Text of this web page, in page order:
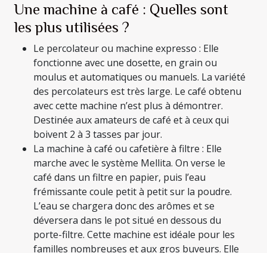
Une machine à café : Quelles sont
les plus utilisées ?
Le percolateur ou machine expresso : Elle
fonctionne avec une dosette, en grain ou
moulus et automatiques ou manuels. La variété
des percolateurs est très large. Le café obtenu
avec cette machine n’est plus à démontrer.
Destinée aux amateurs de café et à ceux qui
boivent 2 à 3 tasses par jour.
La machine à café ou cafetière à filtre : Elle
marche avec le système Mellita. On verse le
café dans un filtre en papier, puis l’eau
frémissante coule petit à petit sur la poudre.
L’eau se chargera donc des arômes et se
déversera dans le pot situé en dessous du
porte-filtre. Cette machine est idéale pour les
familles nombreuses et aux gros buveurs. Elle